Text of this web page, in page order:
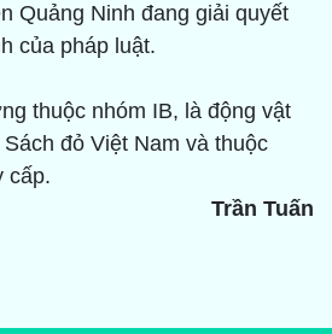
Quảng Ninh đang giải quyết
của pháp luật.
thuộc nhóm IB, là động vật
đỏ Việt Nam và thuộc
cấp.
Trần Tuấn